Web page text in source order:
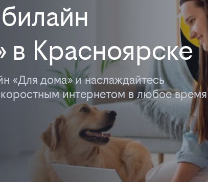
в Красноярске
«Для дома» и наслаждайтесь
интернетом в любое время